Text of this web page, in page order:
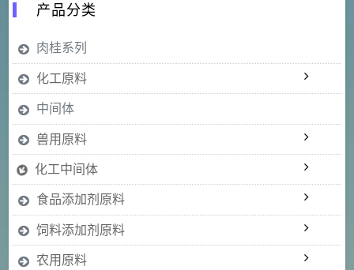
产品分类
肉桂系列
化工原料
中间体
兽用原料
化工中间体
食品添加剂原料
饲料添加剂原料
农用原料